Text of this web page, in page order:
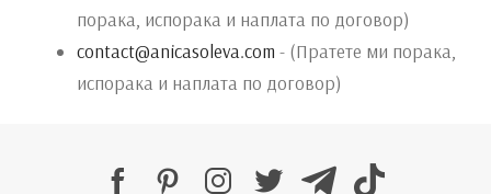
порака, испорака и наплата по договор)
contact@anicasoleva.com - (Пратете ми порака,
испорака и наплата по договор)